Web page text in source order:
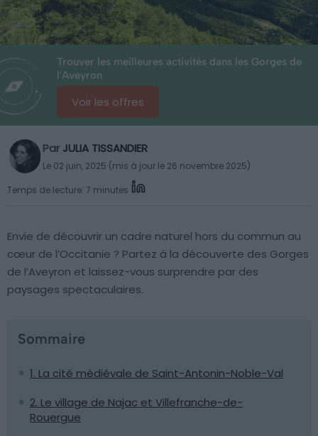
Trouver les meilleures activités dans les Gorges de
l'Aveyron
Voir les offres
Par JULIA TISSANDIER
Le 02 juin, 2025 (mis à jour le 26 novembre 2025)
Temps de lecture: 7 minutes
Envie de découvrir un cadre naturel hors du commun au
cœur de l’Occitanie ? Partez à la découverte des Gorges
de l’Aveyron et laissez-vous surprendre par des
paysages spectaculaires.
Sommaire
1. La cité médiévale de Saint-Antonin-Noble-Val
2. Le village de Najac et Villefranche-de-
Rouergue